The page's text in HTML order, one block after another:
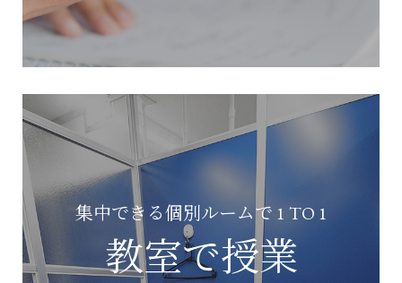
集中できる個別ルームで 1 TO 1
教室で授業